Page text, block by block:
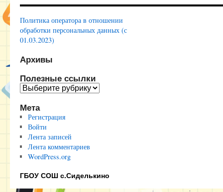
Политика оператора в отношении
обработки персональных данных (с
01.03.2023)
Архивы
Полезные ссылки
Полезные
Мета
Регистрация
Войти
Лента записей
Лента комментариев
WordPress.org
ГБОУ СОШ с.Сиделькино